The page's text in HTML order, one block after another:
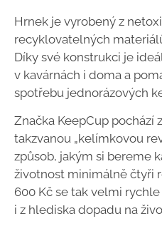
Hrnek je vyrobený z
recyklovatelných
Díky své konstrukci je
v kavárnách i doma a
spotřebu jednorázových
Značka KeepCup pochází
takzvanou „kelímkovou
způsob, jakým si bereme
životnost minimálně čtyři
600 Kč se tak velmi
i z hlediska dopadu na